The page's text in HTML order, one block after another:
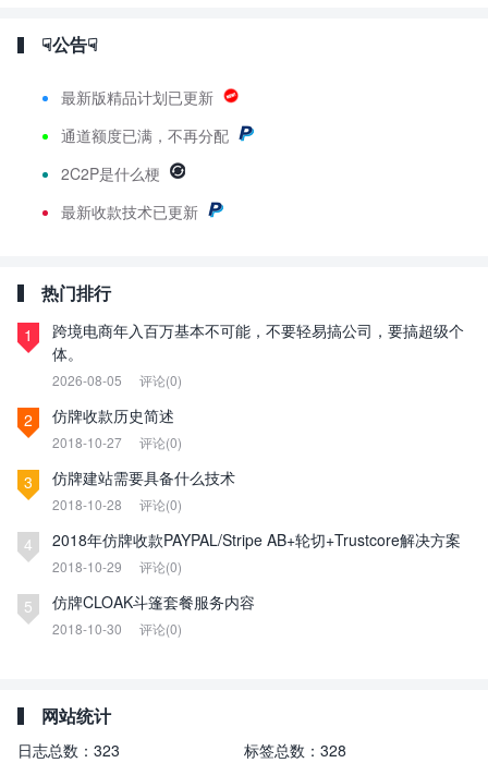
☟公告☟
最新版精品计划已更新
通道额度已满，不再分配
2C2P是什么梗
最新收款技术已更新
热门排行
1
跨境电商年入百万基本不可能，不要轻易搞公司，要搞超级个
体。
2026-08-05 评论(0)
2 仿牌收款历史简述
2018-10-27 评论(0)
3 仿牌建站需要具备什么技术
2018-10-28 评论(0)
4 2018年仿牌收款PAYPAL/Stripe AB+轮切+Trustcore解决方案
2018-10-29 评论(0)
5 仿牌CLOAK斗篷套餐服务内容
2018-10-30 评论(0)
网站统计
日志总数： 323 标签总数： 328